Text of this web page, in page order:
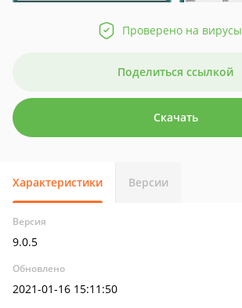
Проверено на вирусы
Поделиться ссылкой
Скачать
Характеристики Версии
Версия
9.0.5
Обновлено
2021-01-16 15:11:50